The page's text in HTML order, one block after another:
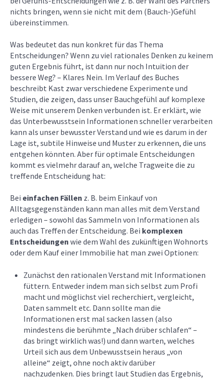
nichts bringen, wenn sie nicht mit dem (Bauch-)Gefühl
übereinstimmen.
Was bedeutet das nun konkret für das Thema
Entscheidungen? Wenn zu viel rationales Denken zu keinem
guten Ergebnis führt, ist dann nur noch Intuition der
bessere Weg? – Klares Nein. Im Verlauf des Buches
beschreibt Kast zwar verschiedene Experimente und
Studien, die zeigen, dass unser Bauchgefühl auf komplexe
Weise mit unserem Denken verbunden ist. Er erklärt, wie
das Unterbewusstsein Informationen schneller verarbeiten
kann als unser bewusster Verstand und wie es darum in der
Lage ist, subtile Hinweise und Muster zu erkennen, die uns
entgehen könnten. Aber für optimale Entscheidungen
kommt es vielmehr darauf an, welche Tragweite die zu
treffende Entscheidung hat:
Bei einfachen Fällen z. B. beim Einkauf von
Alltagsgegenständen kann man alles mit dem Verstand
erledigen – sowohl das Sammeln von Informationen als
auch das Treffen der Entscheidung. Bei komplexen
Entscheidungen wie dem Wahl des zukünftigen Wohnorts
oder dem Kauf einer Immobilie hat man zwei Optionen:
Zunächst den rationalen Verstand mit Informationen
füttern. Entweder indem man sich selbst zum Profi
macht und möglichst viel recherchiert, vergleicht,
Daten sammelt etc. Dann sollte man die
Informationen erst mal sacken lassen (also
mindestens die berühmte „Nach drüber schlafen“ –
das bringt wirklich was!) und dann warten, welches
Urteil sich aus dem Unbewusstsein heraus „von
alleine“ zeigt, ohne noch aktiv darüber
nachzudenken. Dies bringt laut Studien das Ergebnis,